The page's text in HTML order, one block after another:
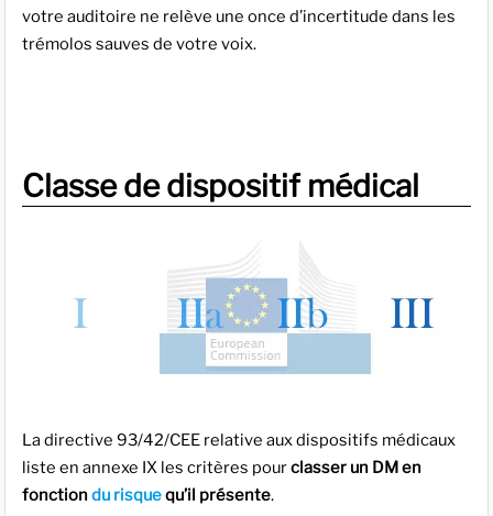
votre auditoire ne relève une once d’incertitude dans les
trémolos sauves de votre voix.
Classe de dispositif médical
La directive 93/42/CEE relative aux dispositifs médicaux
liste en annexe IX les critères pourclasser un DM en
fonctiondu risquequ’il présente.